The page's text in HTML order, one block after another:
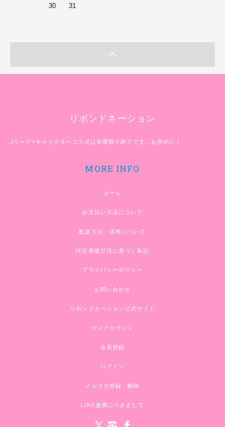
30 31
リボンドネーション
Jリーグ×キャラクターコラボは在庫限り終了です。お早めに！
MORE INFO
ホーム
お支払い方法について
配送方法・送料について
特定商取引法に基づく表記
プライバシーポリシー
お問い合わせ
リボンドネーション公式サイト
マイアカウント
会員登録
ログイン
メルマガ登録・解除
LINE連携につきまして